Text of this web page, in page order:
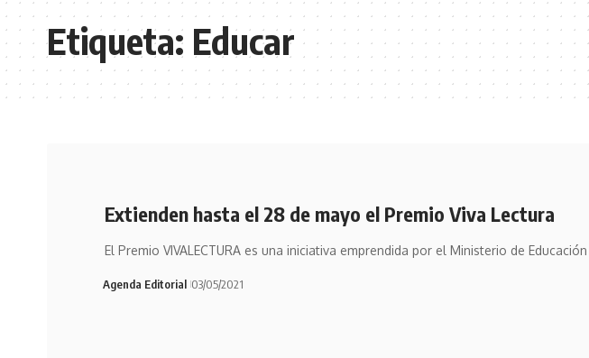
Etiqueta: Educar
Extienden hasta el 28 de mayo el Premio Viva Lectura
El Premio VIVALECTURA es una iniciativa emprendida por el Ministerio de
Agenda Editorial 03/05/2021